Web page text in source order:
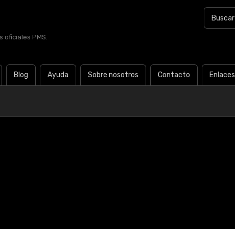
oficiales PMS.
Blog Ayuda Sobre nosotros Contacto Enlaces